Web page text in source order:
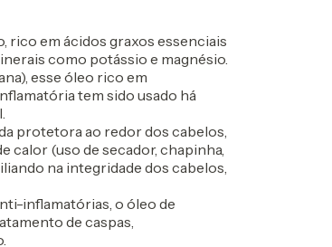
rico em ácidos graxos essenciais
como potássio e magnésio.
esse óleo rico em
tem sido usado há
protetora ao redor dos cabelos,
calor (uso de secador, chapinha,
na integridade dos cabelos,
inflamatórias, o óleo de
de caspas,